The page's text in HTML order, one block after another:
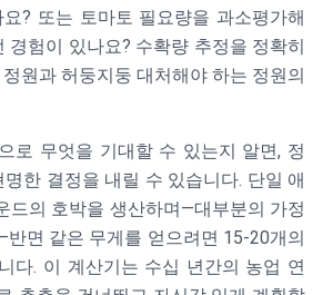
? 또는 토마토 필요량을 과소평가해
경험이 있나요? 수확량 추정을 정확히
원과 허둥지둥 대처해야 하는 정원의
로 무엇을 기대할 수 있는지 알면, 정
한 결정을 내릴 수 있습니다. 단일 애
드의 호박을 생산하며—대부분의 가정
면 같은 무게를 얻으려면 15-20개의
다. 이 계산기는 수십 년간의 농업 연